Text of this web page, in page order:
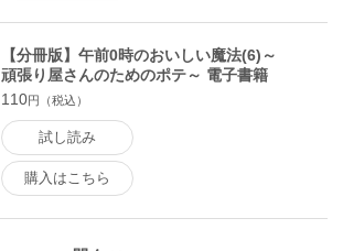
【分冊版】午前0時のおいしい魔法(6)～
頑張り屋さんのためのポテ～ 電子書籍
版
110円（税込）
試し読み
購入はこちら